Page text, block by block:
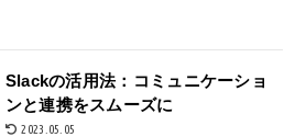
Slackの活用法：コミュニケーショ
ンと連携をスムーズに
2023.05.05